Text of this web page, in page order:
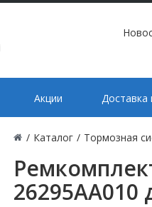
Акции Доставка
/ Каталог / Тормозная